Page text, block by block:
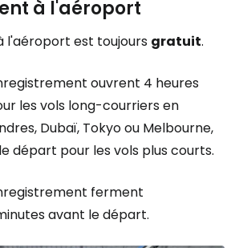
à l'aéroport
l'aéroport est toujours gratuit.
ouvrent 4 heures
les vols long-courriers en
Dubaï, Tokyo ou Melbourne,
départ pour les vols plus courts.
ferment
avant le départ.